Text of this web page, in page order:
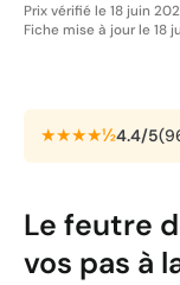
Prix vérifié le 18 juin
Fiche mise à jour le 18
★★★★½4.4/5
Le feutre
vos pas à